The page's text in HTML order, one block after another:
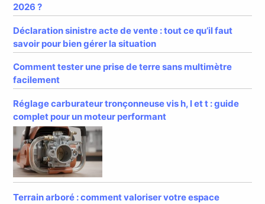
2026 ?
Déclaration sinistre acte de vente : tout ce qu’il faut
savoir pour bien gérer la situation
Comment tester une prise de terre sans multimètre
facilement
Réglage carburateur tronçonneuse vis h, l et t : guide
complet pour un moteur performant
Terrain arboré : comment valoriser votre espace